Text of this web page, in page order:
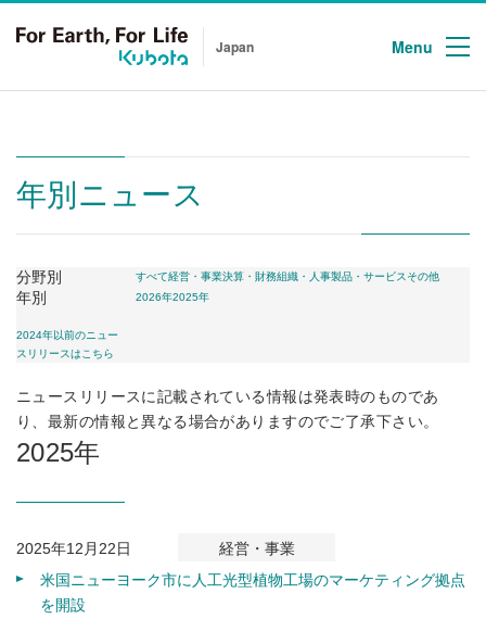
Japan Menu
年別ニュース
分野別 すべて経営・事業決算・財務組織・人事製品・サービス その他
年別 2026年2025年
2024年以前のニュー
スリリースはこちら
ニュースリリースに記載されている情報は発表時のものであ
り、最新の情報と異なる場合がありますのでご了承下さい。
2025年
2025年12月22日
経営・事業
米国ニューヨーク市に人工光型植物工場のマーケティング拠点
を開設